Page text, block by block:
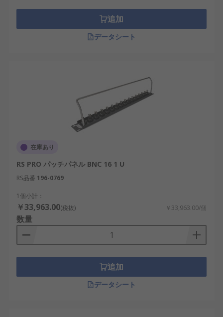
追加
データシート
在庫あり
RS PRO パッチパネル BNC 16 1 U
RS品番 196-0769
1個小計：
￥33,963.00(税抜) ￥33,963.00/個
数量
追加
データシート